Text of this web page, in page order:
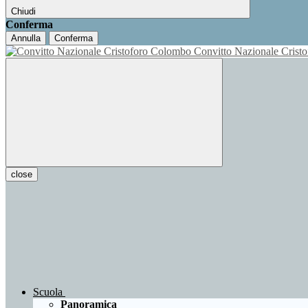
Chiudi
Conferma
Annulla Conferma
Convitto Nazionale
close
Scuola
Panoramica